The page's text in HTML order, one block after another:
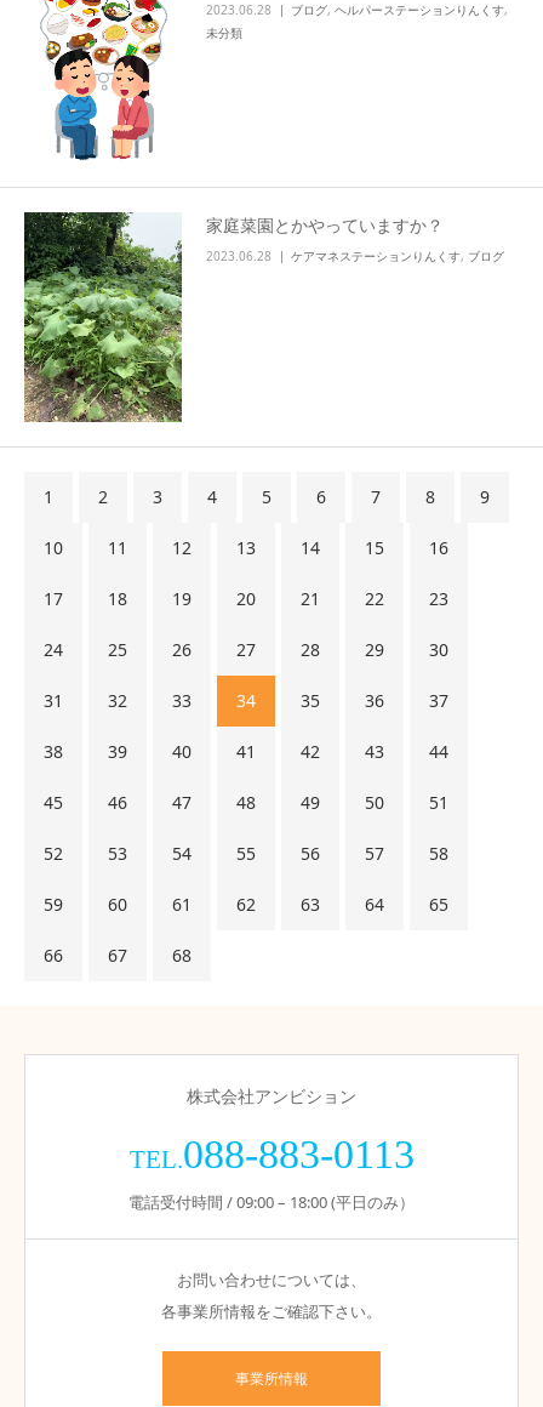
2023.06.28 ブログ, ヘルパーステーションりんくす,
未分類
家庭菜園とかやっていますか？
2023.06.28 ケアマネステーションりんくす, ブログ
1 2 3 4 5 6 7 8 9
10 11 12 13 14 15 16
17 18 19 20 21 22 23
24 25 26 27 28 29 30
31 32 33 34 35 36 37
38 39 40 41 42 43 44
45 46 47 48 49 50 51
52 53 54 55 56 57 58
59 60 61 62 63 64 65
66 67 68
株式会社アンビション
TEL.088-883-0113
電話受付時間 / 09:00 – 18:00 (平日のみ）
お問い合わせについては、
各事業所情報をご確認下さい。
事業所情報